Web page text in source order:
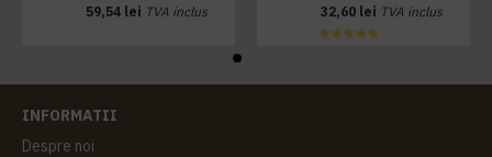
59,54 lei TVA inclus
32,60 lei TVA inclus
INFORMATII
Despre noi